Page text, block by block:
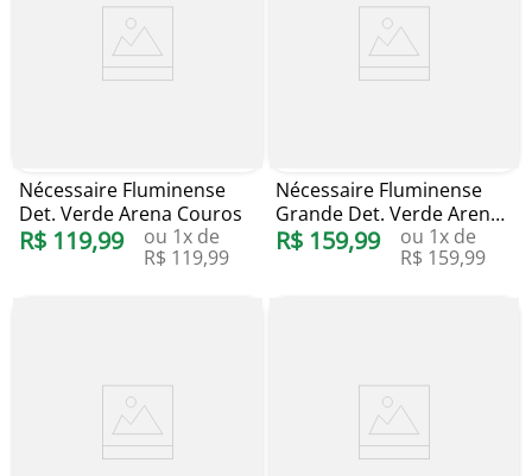
Nécessaire Fluminense
Det. Verde Arena Couros
R$ 119,99 ou 1x de
R$ 119,99
Nécessaire Fluminense
Grande Det. Verde Arena
Couros
R$ 159,99 ou 1x de
R$ 159,99